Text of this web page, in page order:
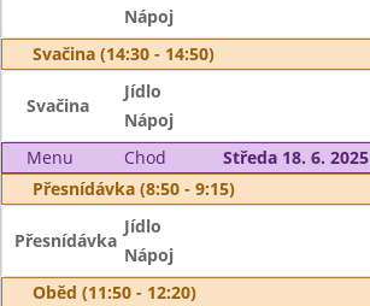
Nápoj
Svačina (14:30 - 14:50)
Svačina
Jídlo
Nápoj
Menu
Chod
Středa 18. 6. 2025
Přesnídávka (8:50 - 9:15)
Přesnídávka
Jídlo
Nápoj
Oběd (11:50 - 12:20)